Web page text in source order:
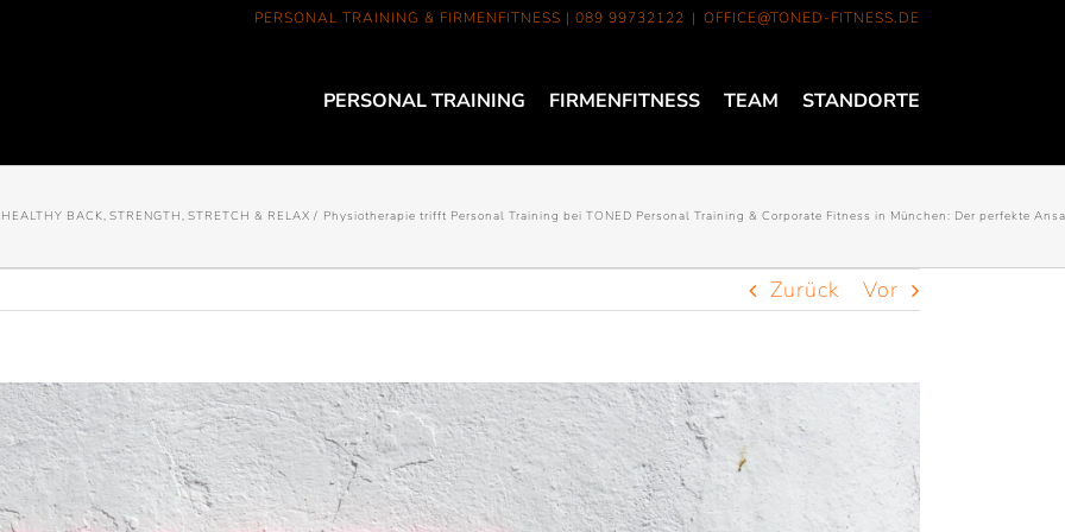
PERSONAL TRAINING & FIRMENFITNESS | 089 99732122 | OFFICE@TONED-FITNESS.DE
PERSONAL TRAINING FIRMENFITNESS TEAM STANDORTE
HEALTHY BACK STRENGTH STRETCH & RELAX Physiotherapie trifft Personal Training bei TONED Personal Training & Corporate Fitness in München: Der perfekte
Zurück Vor